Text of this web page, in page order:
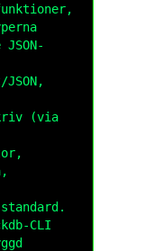
JSON-
(via
-CLI